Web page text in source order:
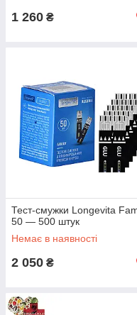
Точні тест-
Компанія «Diabet-
тест-смужки в
пройшли безліч
1 260 ₴
Тест-смужки Longevita
50 — 500 штук
Немає в наявності
2 050 ₴